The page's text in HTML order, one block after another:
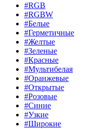
#RGB
#RGBW
#Белые
#Герметичные
#Желтые
#Зеленые
#Красные
#Мультибелая
#Оранжевые
#Открытые
#Розовые
#Синие
#Узкие
#Широкие